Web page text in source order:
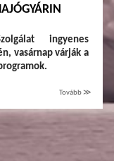
ingyenes
vasárnap várják a
Tovább ≫